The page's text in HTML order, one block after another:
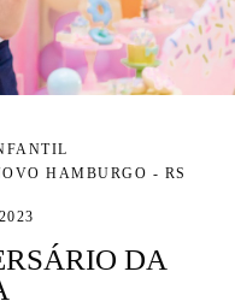
HAMBURGO - RS
DA